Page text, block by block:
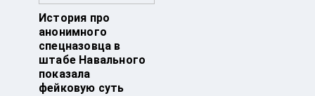
История про
анонимного
спецназовца в
штабе Навального
показала
фейковую суть